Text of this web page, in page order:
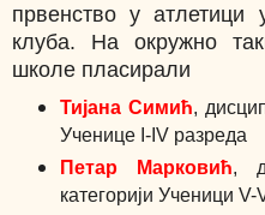
првенство у атлетици
клуба. На окружно
школе пласирали
Тијана Симић,
Ученице I-IV разреда
Петар Марковић,
категорији Ученици V-